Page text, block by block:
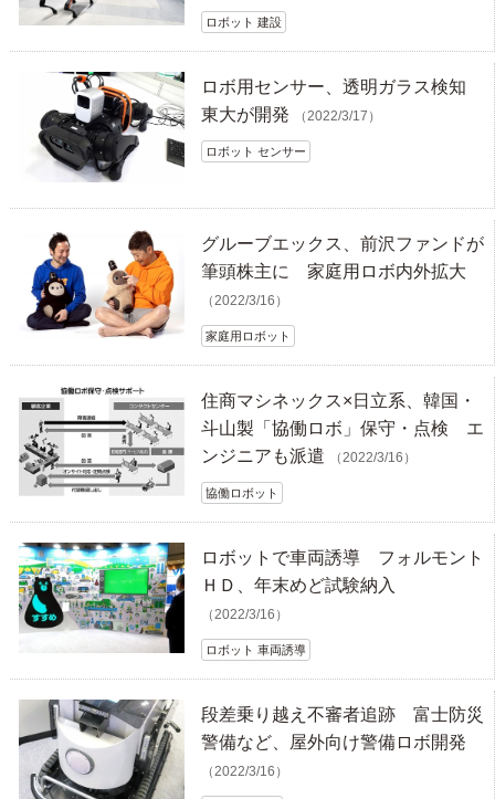
ロボット 建設
ロボ用センサー、透明ガラス検知
東大が開発
（2022/3/17）
ロボット センサー
グルーブエックス、前沢ファンドが
筆頭株主に 家庭用ロボ内外拡大
（2022/3/16）
家庭用ロボット
住商マシネックス×日立系、韓国・
斗山製「協働ロボ」保守・点検 エ
ンジニアも派遣
（2022/3/16）
協働ロボット
ロボットで車両誘導 フォルモント
ＨＤ、年末めど試験納入
（2022/3/16）
ロボット 車両誘導
段差乗り越え不審者追跡 富士防災
警備など、屋外向け警備ロボ開発
（2022/3/16）